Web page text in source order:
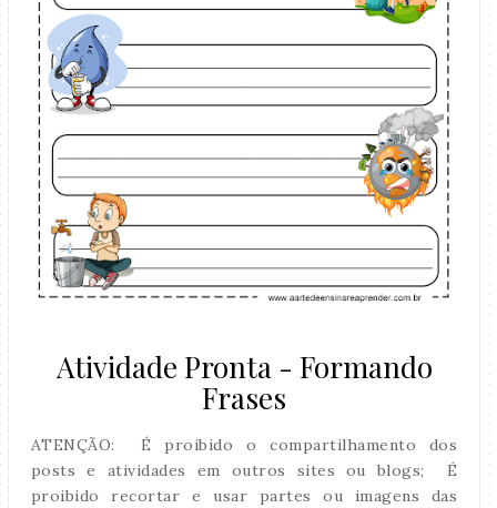
Atividade Pronta - Formando
Frases
ATENÇÃO: É proibido o compartilhamento dos
posts e atividades em outros sites ou blogs; É
proibido recortar e usar partes ou imagens das